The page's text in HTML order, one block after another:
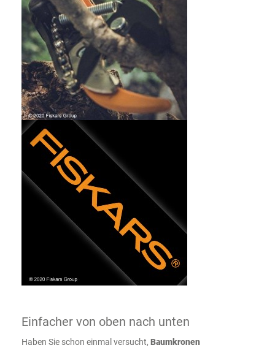
Einfacher von oben nach unten
Haben Sie schon einmal versucht, Baumkronen